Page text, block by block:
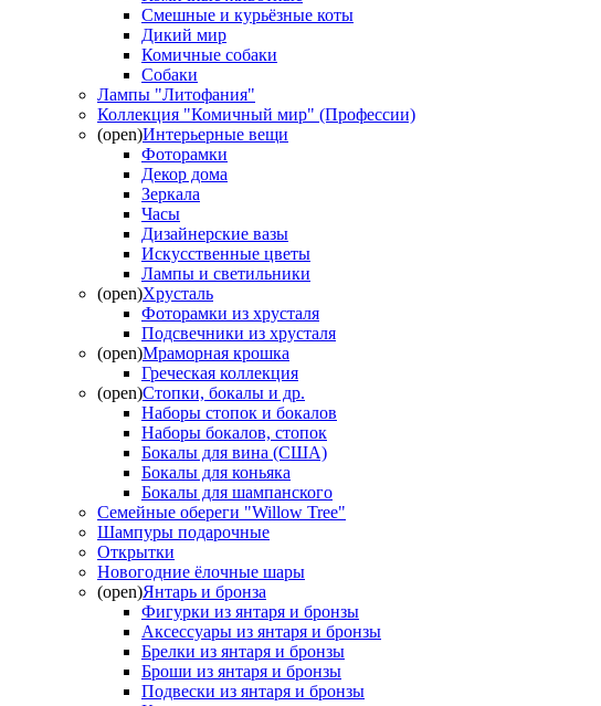
Смешные и курьёзные коты
Дикий мир
Комичные собаки
Собаки
Лампы "Литофания"
Коллекция "Комичный мир" (Профессии)
(open)Интерьерные вещи
Фоторамки
Декор дома
Зеркала
Часы
Дизайнерские вазы
Искусственные цветы
Лампы и светильники
(open)Хрусталь
Фоторамки из хрусталя
Подсвечники из хрусталя
(open)Мраморная крошка
Греческая коллекция
(open)Стопки, бокалы и др.
Наборы стопок и бокалов
Наборы бокалов, стопок
Бокалы для вина (США)
Бокалы для коньяка
Бокалы для шампанского
Семейные обереги "Willow Tree"
Шампуры подарочные
Открытки
Новогодние ёлочные шары
(open)Янтарь и бронза
Фигурки из янтаря и бронзы
Аксессуары из янтаря и бронзы
Брелки из янтаря и бронзы
Броши из янтаря и бронзы
Подвески из янтаря и бронзы